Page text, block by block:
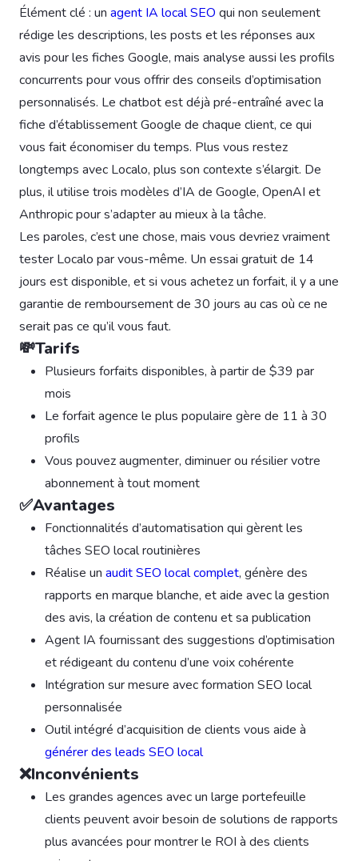
Élément clé : un agent IA local SEO qui non seulement
rédige les descriptions, les posts et les réponses aux
avis pour les fiches Google, mais analyse aussi les profils
concurrents pour vous offrir des conseils d’optimisation
personnalisés. Le chatbot est déjà pré-entraîné avec la
fiche d’établissement Google de chaque client, ce qui
vous fait économiser du temps. Plus vous restez
longtemps avec Localo, plus son contexte s’élargit. De
plus, il utilise trois modèles d’IA de Google, OpenAI et
Anthropic pour s’adapter au mieux à la tâche.
Les paroles, c’est une chose, mais vous devriez vraiment
tester Localo par vous-même. Un essai gratuit de 14
jours est disponible, et si vous achetez un forfait, il y a une
garantie de remboursement de 30 jours au cas où ce ne
serait pas ce qu’il vous faut.
💸Tarifs
Plusieurs forfaits disponibles, à partir de $39 par
mois
Le forfait agence le plus populaire gère de 11 à 30
profils
Vous pouvez augmenter, diminuer ou résilier votre
abonnement à tout moment
✅Avantages
Fonctionnalités d’automatisation qui gèrent les
tâches SEO local routinières
Réalise un audit SEO local complet, génère des
rapports en marque blanche, et aide avec la gestion
des avis, la création de contenu et sa publication
Agent IA fournissant des suggestions d’optimisation
et rédigeant du contenu d’une voix cohérente
Intégration sur mesure avec formation SEO local
personnalisée
Outil intégré d’acquisition de clients vous aide à
générer des leads SEO local
❌Inconvénients
Les grandes agences avec un large portefeuille
clients peuvent avoir besoin de solutions de rapports
plus avancées pour montrer le ROI à des clients